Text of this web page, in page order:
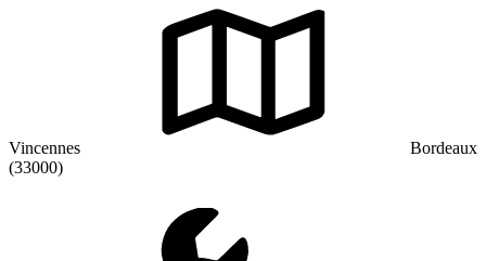
Vincennes
Bordeaux
(33000)